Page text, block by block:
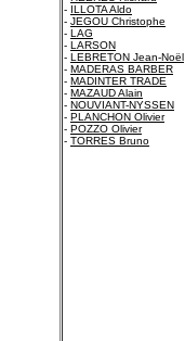
- ILLOTA Aldo
- JEGOU Christophe
- LAG
- LARSON
- LEBRETON Jean-Noël
- MADERAS BARBER
- MADINTER TRADE
- MAZAUD Alain
- NOUVIANT-NYSSEN
- PLANCHON Olivier
- POZZO Olivier
- TORRES Bruno